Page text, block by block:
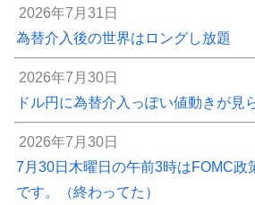
2026年7月31日
為替介入後の世界はロングし放題
2026年7月30日
ドル円に為替介入っぽい値動きが見
2026年7月30日
7月30日木曜日の午前3時はFOMC政
です。（終わってた）